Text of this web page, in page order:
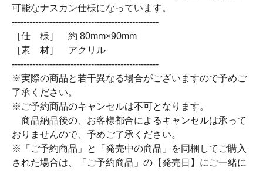
可能なナスカン仕様になっています。
--------------------------------------------------
［仕 様］ 約 80mm×90mm
［素 材］ アクリル
--------------------------------------------------
※実際の商品と若干異なる場合がございますので予めご
了承ください。
※ご予約商品のキャンセルは不可となります。
商品納品後の、お客様都合によるキャンセルは承って
おりませんので、予めご了承ください。
※「ご予約商品」と「発売中の商品」を同梱してご購入
された場合は、「ご予約商品」の【発売日】にご一緒に